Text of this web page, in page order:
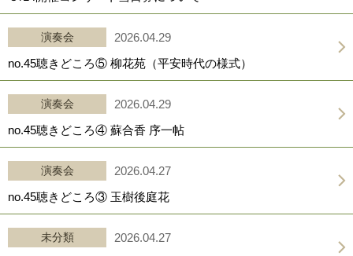
演奏会
2026.04.29
no.45聴きどころ⑤ 柳花苑（平安時代の様式）
演奏会
2026.04.29
no.45聴きどころ④ 蘇合香 序一帖
演奏会
2026.04.27
no.45聴きどころ③ 玉樹後庭花
未分類
2026.04.27